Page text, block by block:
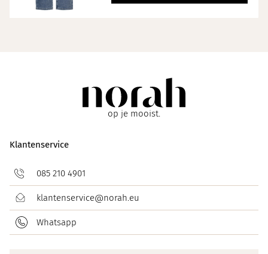
op je mooist.
Klantenservice
085 210 4901
klantenservice@norah.eu
Whatsapp